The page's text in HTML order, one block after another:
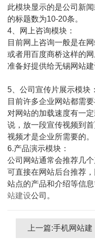
此模块显示的是公司新
的标题数为10-20条。
4、网上咨询模块：
目前网上咨询一般是在
或者用百度商桥这样的
准备好提供给无锡网站建
5、公司宣传片展示模块：
目前许多企业网站都需
对网站的加载速度有一
说，放一段宣传视频到
视频才是企业所需要的。
6.产品演示模块：
公司网站通常会推荐几
可直接在网站后台推荐
站点的产品和介绍等信
站建设公司。
上一篇:手机网站建